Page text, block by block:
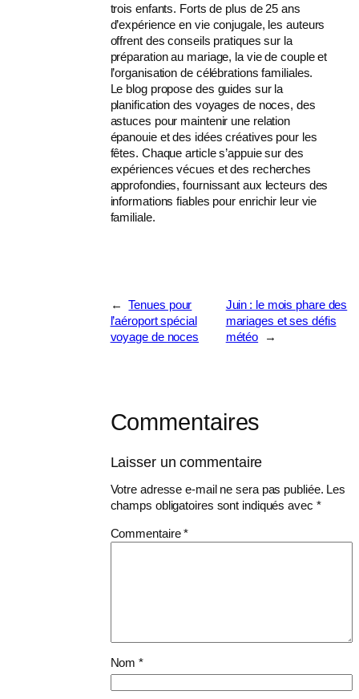
trois enfants. Forts de plus de 25 ans
d’expérience en vie conjugale, les auteurs
offrent des conseils pratiques sur la
préparation au mariage, la vie de couple et
l’organisation de célébrations familiales.
Le blog propose des guides sur la
planification des voyages de noces, des
astuces pour maintenir une relation
épanouie et des idées créatives pour les
fêtes. Chaque article s’appuie sur des
expériences vécues et des recherches
approfondies, fournissant aux lecteurs des
informations fiables pour enrichir leur vie
familiale.
←
Tenues pour
l’aéroport spécial
voyage de noces
Juin : le mois phare des
mariages et ses défis
météo
→
Commentaires
Laisser un commentaire
Votre adresse e-mail ne sera pas publiée. Les
champs obligatoires sont indiqués avec *
Commentaire*
Nom*